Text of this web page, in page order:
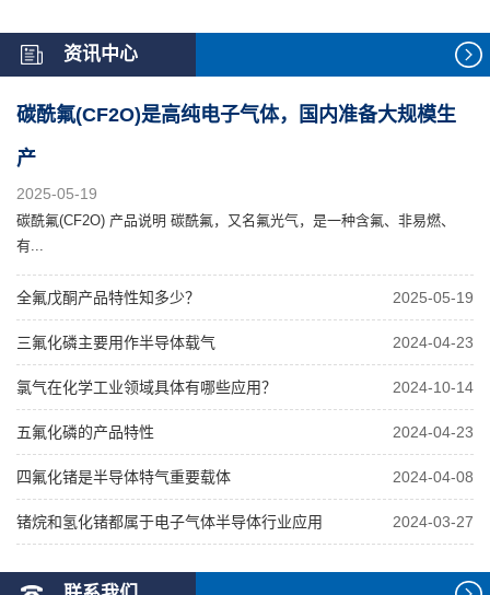
资讯中心
碳酰氟(CF2O)是高纯电子气体，国内准备大规模生
产
2025-05-19
碳酰氟(CF2O) 产品说明 碳酰氟，又名氟光气，是一种含氟、非易燃、
有...
全氟戊酮产品特性知多少？ 2025-05-19
三氟化磷主要用作半导体载气 2024-04-23
氯气在化学工业领域具体有哪些应用？ 2024-10-14
五氟化磷的产品特性 2024-04-23
四氟化锗是半导体特气重要载体 2024-04-08
锗烷和氢化锗都属于电子气体半导体行业应用 2024-03-27